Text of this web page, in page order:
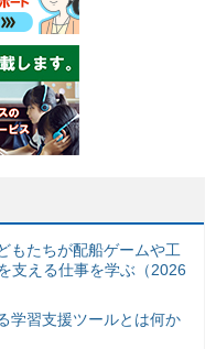
もたちが配船ゲームや工
支える仕事を学ぶ（2026
学習支援ツールとは何か